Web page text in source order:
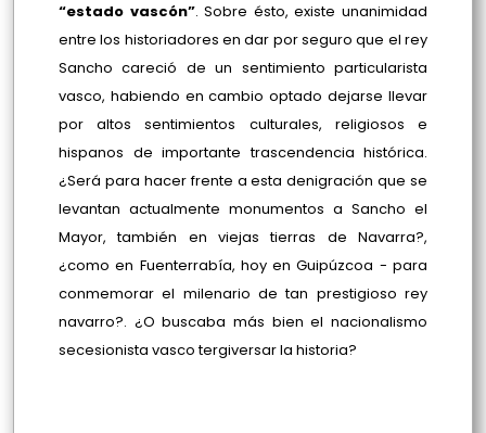
“estado vascón”. Sobre ésto, existe unanimidad
entre los historiadores en dar por seguro que el rey
Sancho careció de un sentimiento particularista
vasco, habiendo en cambio optado dejarse llevar
por altos sentimientos culturales, religiosos e
hispanos de importante trascendencia histórica.
¿Será para hacer frente a esta denigración que se
levantan actualmente monumentos a Sancho el
Mayor, también en viejas tierras de Navarra?,
¿como en Fuenterrabía, hoy en Guipúzcoa - para
conmemorar el milenario de tan prestigioso rey
navarro?. ¿O buscaba más bien el nacionalismo
secesionista vasco tergiversar la historia?